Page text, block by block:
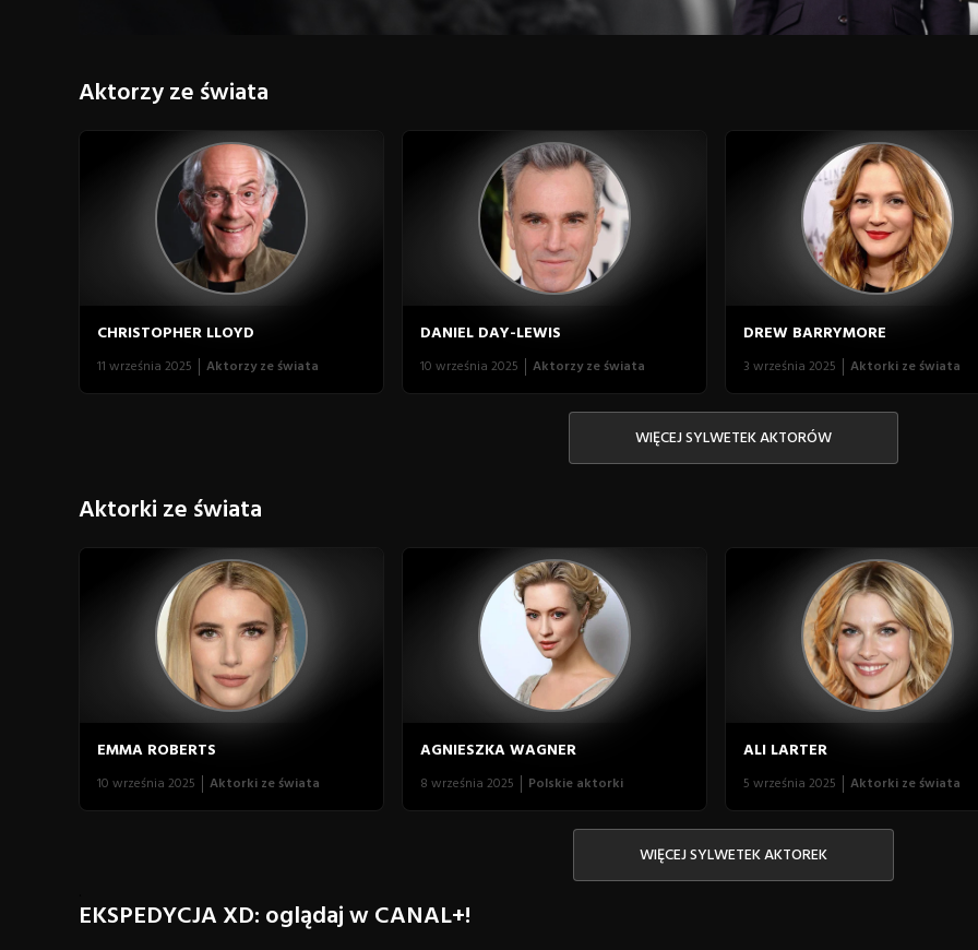
Aktorzy ze świata
CHRISTOPHER LLOYD
11 września 2025 Aktorzy ze świata
DANIEL DAY-LEWIS
10 września 2025 Aktorzy ze świata
DREW BARRYMORE
3 września 2025 Aktorki ze świata
WIĘCEJ SYLWETEK AKTORÓW
Aktorki ze świata
EMMA ROBERTS
10 września 2025 Aktorki ze świata
AGNIESZKA WAGNER
8 września 2025 Polskie aktorki
ALI LARTER
5 września 2025 Aktorki ze świata
WIĘCEJ SYLWETEK AKTOREK
EKSPEDYCJA XD: oglądaj w CANAL+!